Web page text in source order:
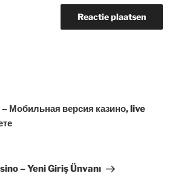
Мобильная версия казино, live
– Yeni Giriş Ünvanı